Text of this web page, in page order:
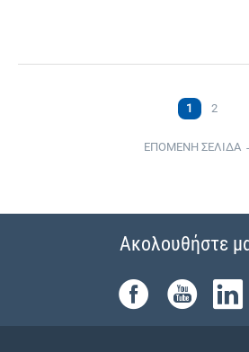
1 2
ΕΠΟΜΕΝΗ ΣΕΛΙΔΑ
Ακολουθήστε